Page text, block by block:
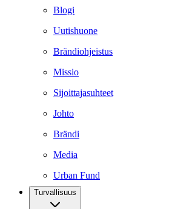
Blogi
Uutishuone
Brändiohjeistus
Missio
Sijoittajasuhteet
Johto
Brändi
Media
Urban Fund
Turvallisuus